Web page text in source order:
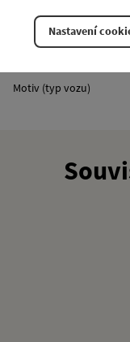
Kód produktu
Motiv (typ vozu)
Nastavení